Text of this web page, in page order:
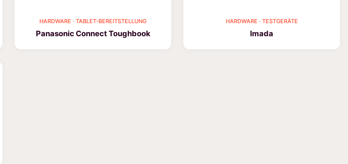
HARDWARE · TABLET-BEREITSTELLUNG
Panasonic Connect Toughbook
HARDWARE · TESTGERÄTE
Imada